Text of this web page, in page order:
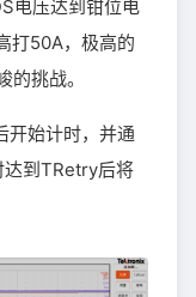
电压达到钳位电
打50A，极高的
挑战。
开始计时，并通
到TRetry后将